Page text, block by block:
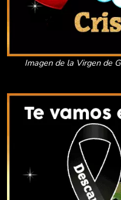
Imagen de la Virgen de